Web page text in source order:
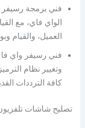
فني برمجة رسيفر
الواي فاي، مع
العميل، والقيام
فني رسيفر واي
وتغيير نظام
كافة الترددات
تصليح شاشات